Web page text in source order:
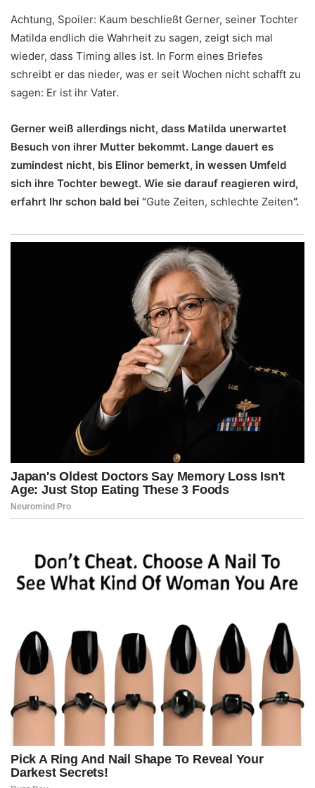
Achtung, Spoiler: Kaum beschließt Gerner, seiner Tochter
Matilda endlich die Wahrheit zu sagen, zeigt sich mal
wieder, dass Timing alles ist. In Form eines Briefes
schreibt er das nieder, was er seit Wochen nicht schafft zu
sagen: Er ist ihr Vater.
Gerner weiß allerdings nicht, dass Matilda unerwartet
Besuch von ihrer Mutter bekommt. Lange dauert es
zumindest nicht, bis Elinor bemerkt, in wessen Umfeld
sich ihre Tochter bewegt. Wie sie darauf reagieren wird,
erfahrt Ihr schon bald bei “Gute Zeiten, schlechte Zeiten“.